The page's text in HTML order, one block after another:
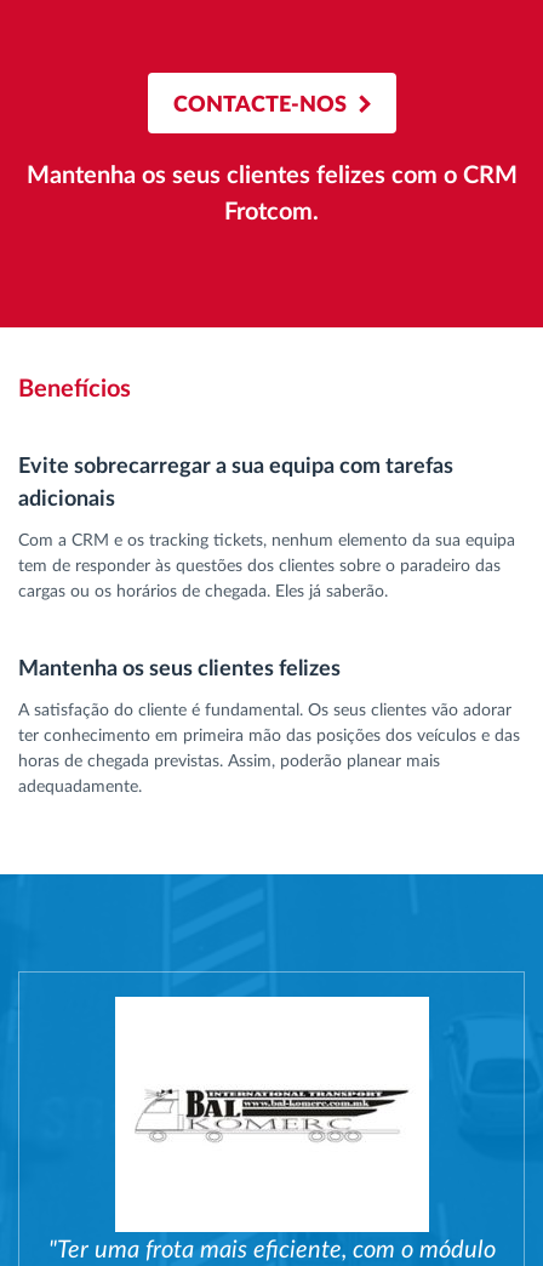
CONTACTE-NOS
Mantenha os seus clientes felizes com o CRM
Frotcom.
Benefícios
Evite sobrecarregar a sua equipa com tarefas
adicionais
Com a CRM e os tracking tickets, nenhum elemento da sua equipa
tem de responder às questões dos clientes sobre o paradeiro das
cargas ou os horários de chegada. Eles já saberão.
Mantenha os seus clientes felizes
A satisfação do cliente é fundamental. Os seus clientes vão adorar
ter conhecimento em primeira mão das posições dos veículos e das
horas de chegada previstas. Assim, poderão planear mais
adequadamente.
"Ter uma frota mais eficiente, com o módulo